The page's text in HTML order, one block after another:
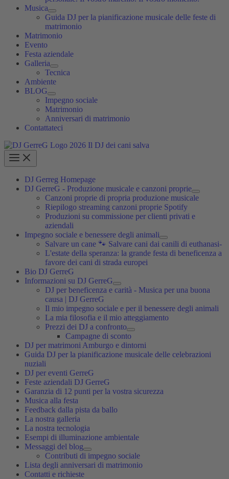
Musica
Guida DJ per la pianificazione musicale delle feste di
matrimonio
Matrimonio
Evento
Festa aziendale
Galleria
Tecnica
Ambiente
BLOG
Impegno sociale
Matrimonio
Anniversari di matrimonio
Contattateci
DJ Gerreg Homepage
DJ GerreG - Produzione musicale e canzoni proprie
Canzoni proprie di propria produzione musicale
Riepilogo streaming canzoni proprie Spotify
Produzioni su commissione per clienti privati e
aziendali
Impegno sociale e benessere degli animali
Salvare un cane 🐾 Salvare cani dai canili di euthanasi-
L'estate della speranza: la grande festa di beneficenza a
favore dei cani di strada europei
Bio DJ GerreG
Informazioni su DJ GerreG
DJ per beneficenza e carità - Musica per una buona
causa | DJ GerreG
Il mio impegno sociale e per il benessere degli animali
La mia filosofia e il mio atteggiamento
Prezzi dei DJ a confronto
Campagne di sconto
DJ per matrimoni Amburgo e dintorni
Guida DJ per la pianificazione musicale delle celebrazioni
nuziali
DJ per eventi GerreG
Feste aziendali DJ GerreG
Garanzia di 12 punti per la vostra sicurezza
Musica alla festa
Feedback dalla pista da ballo
La nostra galleria
La nostra tecnologia
Esempi di illuminazione ambientale
Messaggi del blog
Contributi di impegno sociale
Lista degli anniversari di matrimonio
Contatti e richieste